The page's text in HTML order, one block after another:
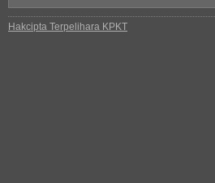
Hakcipta Terpelihara KPKT